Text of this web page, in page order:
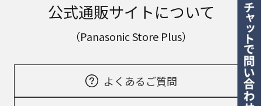
公式通販サイトについて
（Panasonic Store Plus）
よくあるご質問